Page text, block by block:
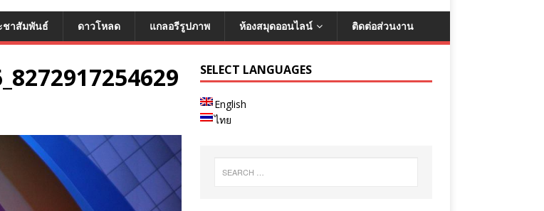
ชาสัมพันธ์ ดาวโหลด แกลอรีรูปภาพ ห้องสมุดออนไลน์ ติดต่อส่วนงาน
SELECT LANGUAGES
English
ไทย